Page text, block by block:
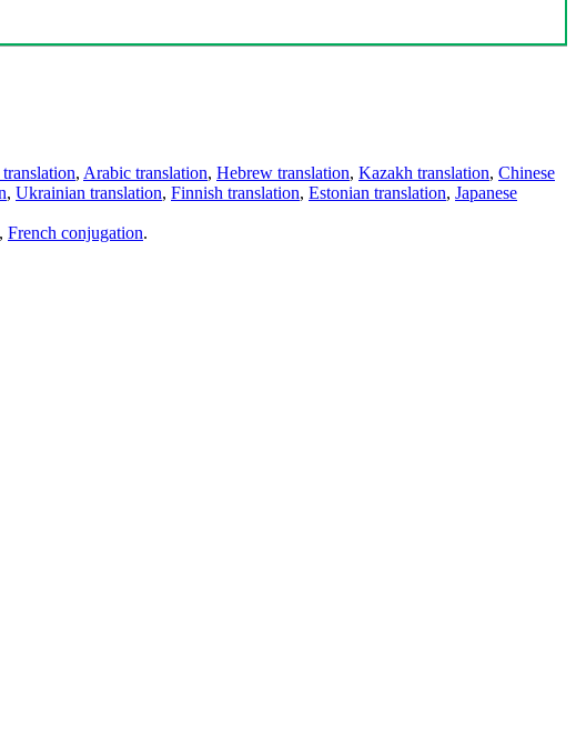
, Arabic translation, Hebrew translation, Kazakh translation, Chinese
, Ukrainian translation, Finnish translation, Estonian translation, Japanese
, French conjugation.